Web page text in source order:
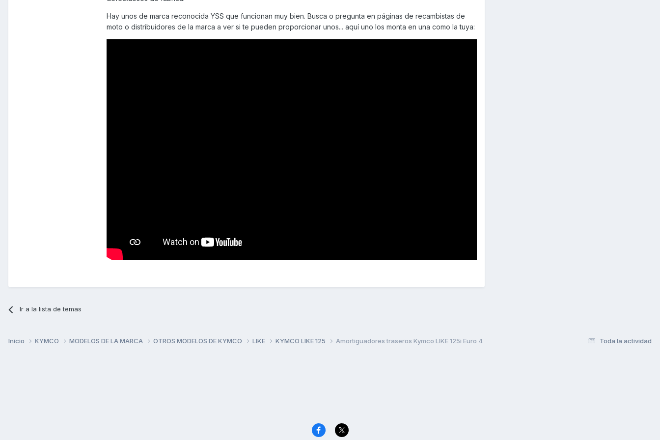
interrogante de si merece poner un par nuevo originales o si igual debería valorar otra marca y tipo de
amortiguador, cómo SNS, doble resorte o gas.
Hay unos de marca reconocida YSS que funcionan muy bien. Busca o pregunta en páginas de recambistas de
moto o distribuidores de la marca a ver si te pueden proporcionar unos... aquí uno los monta en una como la tuya:
Ir a la lista de temas
Toda la actividad
Inicio KYMCO MODELOS DE LA MARCA OTROS MODELOS DE KYMCO LIKE KYMCO LIKE 125 Amortiguadores traseros Kymco LIKE 125i Euro 4